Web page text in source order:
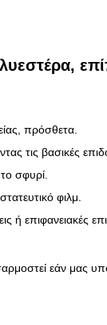
πρόσθετα.
τις βασικές
σφυρί.
φιλμ.
επιφανειακές
εάν μας